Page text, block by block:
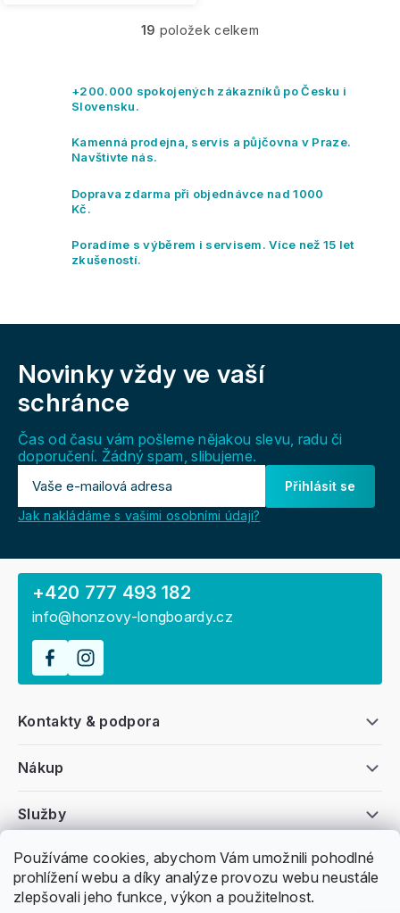
Používáme cookies, abychom Vám umožnili pohodlné
prohlížení webu a díky analýze provozu webu neustále
zlepšovali jeho funkce, výkon a použitelnost.
O
á
c
r
v
y
s
19 položek celkem
+200.000 spokojených zákazníků po Česku i
Slovensku.
Kamenná prodejna, servis a půjčovna v Praze.
Navštivte nás.
Doprava zdarma při objednávce nad 1000
Kč.
Poradíme s výběrem i servisem. Více než 15 let
zkušeností.
Novinky vždy ve vaší
schránce
Čas od času vám pošleme nějakou slevu, radu či
doporučení. Žádný spam, slibujeme.
Přihlásit se
Jak nakládáme s vašimi osobními údaji?
Všeobecné informace
Nákup
Kontakty & podpora
Služby
+420 777 493 182
info@honzovy-longboardy.cz